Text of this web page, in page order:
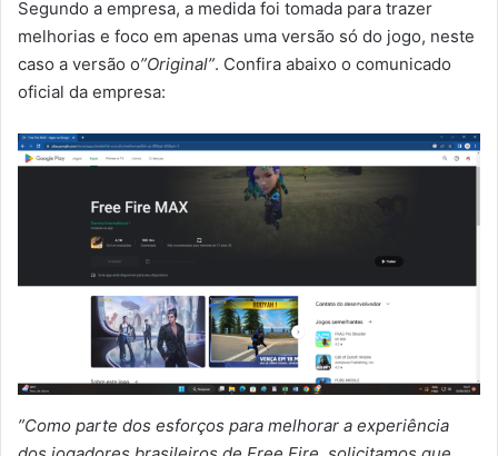
Segundo a empresa, a medida foi tomada para trazer
melhorias e foco em apenas uma versão só do jogo, neste
caso a versão o”Original”. Confira abaixo o comunicado
oficial da empresa:
”Como parte dos esforços para melhorar a experiência